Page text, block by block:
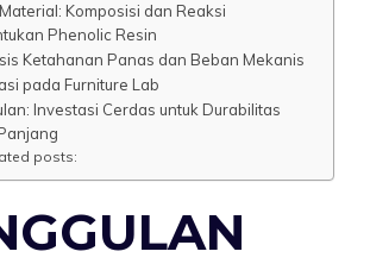
Material: Komposisi dan Reaksi
Phenolic Resin
Ketahanan Panas dan Beban Mekanis
pada Furniture Lab
Investasi Cerdas untuk Durabilitas
posts: